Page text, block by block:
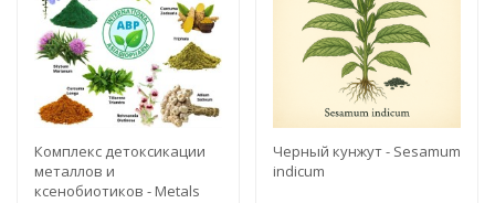
Комплекс детоксикации
металлов и
ксенобиотиков - Metals
Черный кунжут - Sesamum
indicum